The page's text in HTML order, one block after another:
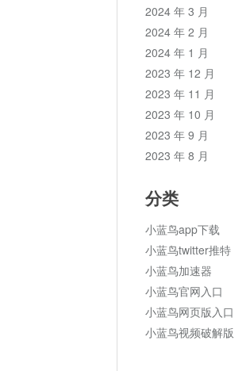
2024 年 3 月
2024 年 2 月
2024 年 1 月
2023 年 12 月
2023 年 11 月
2023 年 10 月
2023 年 9 月
2023 年 8 月
分类
小蓝鸟app下载
小蓝鸟twitter推特
小蓝鸟加速器
小蓝鸟官网入口
小蓝鸟网页版入口
小蓝鸟视频破解版